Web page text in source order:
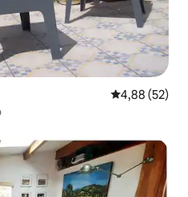
4,88 de uma
4,88 (52)